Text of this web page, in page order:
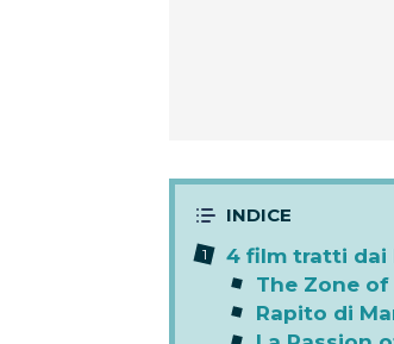
4 film tratti dai
The Zone
Rapito di